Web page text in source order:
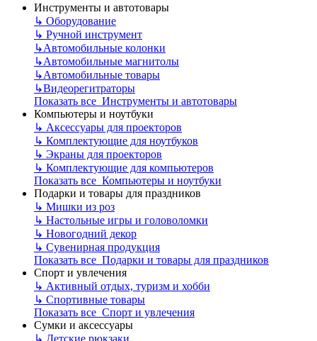
Инструменты и автотовары
↳ Оборудование
↳ Ручной инструмент
↳Автомобильные колонки
↳Автомобильные магнитолы
↳Автомобильные товары
↳Видеорегитраторы
Показать все Инструменты и автотовары
Компьютеры и ноутбуки
↳ Аксессуары для проекторов
↳ Комплектующие для ноутбуков
↳ Экраны для проекторов
↳ Комплектующие для компьютеров
Показать все Компьютеры и ноутбуки
Подарки и товары для праздников
↳ Мишки из роз
↳ Настольные игры и головоломки
↳ Новогодний декор
↳ Сувенирная продукция
Показать все Подарки и товары для праздников
Спорт и увлечения
↳ Активный отдых, туризм и хобби
↳ Спортивные товары
Показать все Спорт и увлечения
Сумки и аксессуары
↳ Детские рюкзаки